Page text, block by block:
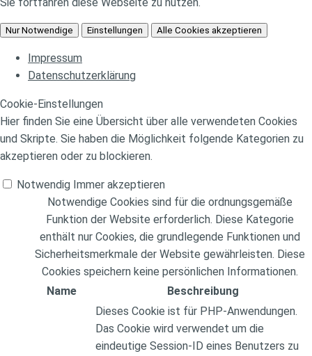
Sie fortfahren diese Webseite zu nutzen.
Nur Notwendige Einstellungen Alle Cookies akzeptieren
Impressum
Datenschutzerklärung
Cookie-Einstellungen
Hier finden Sie eine Übersicht über alle verwendeten Cookies
und Skripte. Sie haben die Möglichkeit folgende Kategorien zu
akzeptieren oder zu blockieren.
Notwendig Immer akzeptieren
Notwendige Cookies sind für die ordnungsgemäße
Funktion der Website erforderlich. Diese Kategorie
enthält nur Cookies, die grundlegende Funktionen und
Sicherheitsmerkmale der Website gewährleisten. Diese
Cookies speichern keine persönlichen Informationen.
Name
Beschreibung
Dieses Cookie ist für PHP-Anwendungen.
Das Cookie wird verwendet um die
eindeutige Session-ID eines Benutzers zu